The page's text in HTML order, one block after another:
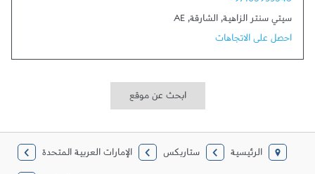
سيتي سنتر الزاهية, الشارقة,
AE
احصل على الاتجاهات
ابحث عن موقع
الرئيسية ستاربكس
الإمارات العربية المتحدة